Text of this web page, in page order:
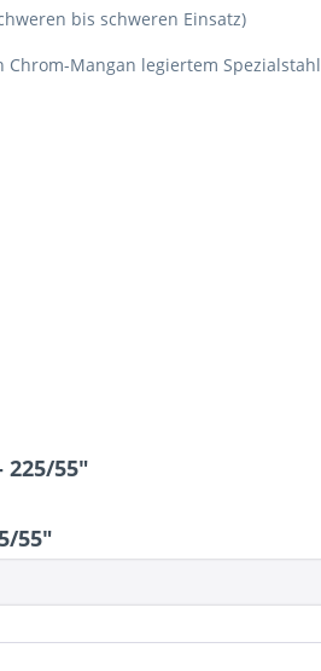
bis schweren Einsatz)
Mangan legiertem Spezialstahl
55"
55"